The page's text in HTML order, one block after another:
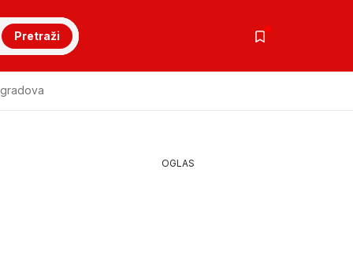
Pretraži
OGLAS